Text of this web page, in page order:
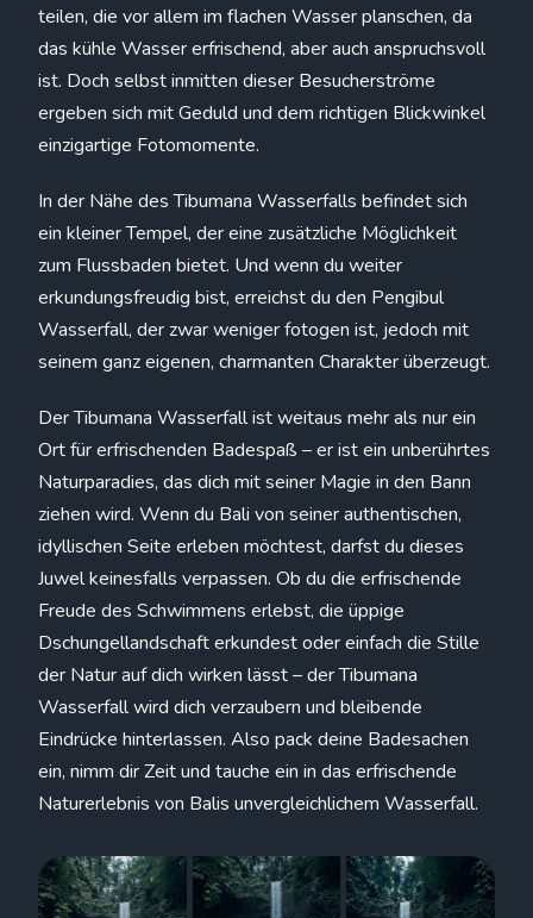
teilen, die vor allem im flachen Wasser planschen, da
das kühle Wasser erfrischend, aber auch anspruchsvoll
ist. Doch selbst inmitten dieser Besucherströme
ergeben sich mit Geduld und dem richtigen Blickwinkel
einzigartige Fotomomente.
In der Nähe des Tibumana Wasserfalls befindet sich
ein kleiner Tempel, der eine zusätzliche Möglichkeit
zum Flussbaden bietet. Und wenn du weiter
erkundungsfreudig bist, erreichst du den Pengibul
Wasserfall, der zwar weniger fotogen ist, jedoch mit
seinem ganz eigenen, charmanten Charakter überzeugt.
Der Tibumana Wasserfall ist weitaus mehr als nur ein
Ort für erfrischenden Badespaß – er ist ein unberührtes
Naturparadies, das dich mit seiner Magie in den Bann
ziehen wird. Wenn du Bali von seiner authentischen,
idyllischen Seite erleben möchtest, darfst du dieses
Juwel keinesfalls verpassen. Ob du die erfrischende
Freude des Schwimmens erlebst, die üppige
Dschungellandschaft erkundest oder einfach die Stille
der Natur auf dich wirken lässt – der Tibumana
Wasserfall wird dich verzaubern und bleibende
Eindrücke hinterlassen. Also pack deine Badesachen
ein, nimm dir Zeit und tauche ein in das erfrischende
Naturerlebnis von Balis unvergleichlichem Wasserfall.